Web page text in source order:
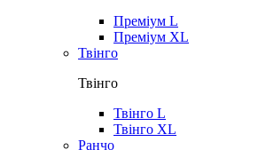
Преміум L
Преміум XL
Твінго
Твінго
Твінго L
Твінго XL
Ранчо